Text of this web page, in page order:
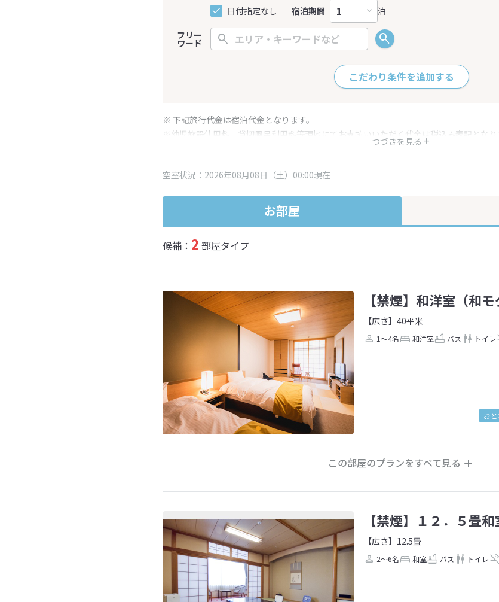
日付指定なし 宿泊期間 泊
フリー
ワード
こだわり条件を追加する
つづきを見る
※ 下記旅行代金は宿泊代金となります。
※幼児施設使用料、貸切風呂利用料等現地にてお支払いいただく代金は税込み表記とな
空室状況：2026年08月08日（土）00:00現在
お部屋
候補： 2 部屋タイプ
【禁煙】和洋室（和モ
【広さ】40平米
1～4名 和洋室 バス トイレ
お
この部屋のプランをすべて見る
【禁煙】１２．５畳和
【広さ】12.5畳
2～6名 和室 バス トイレ